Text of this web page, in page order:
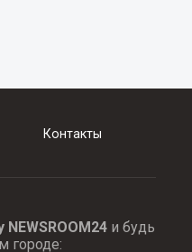
Контакты
и будь
городе: